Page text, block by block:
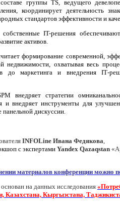
группы TS, ведущего
координирует деятельность
стандартов эффективности и
IT-решения
активов.
формирование современной,
недвижимости, охватывая весь
до маркетинга и внедрения
внедряет стратегии
и внедряет инструменты для
панельной дискуссии.
INFOLine Ивана Федякова,
с экспертамиYandex Qazaqstan
материалов конференции можно
основан на данных исследования
Казахстана, Кыргызстана,